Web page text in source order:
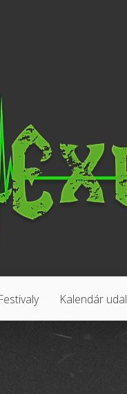
Kalendár